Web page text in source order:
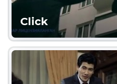
Click